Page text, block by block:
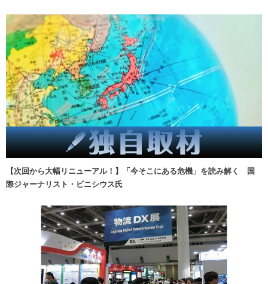
【次回から大幅リニューアル！】「今そこにある危機」を読み解く 国
際ジャーナリスト・ビニシウス氏